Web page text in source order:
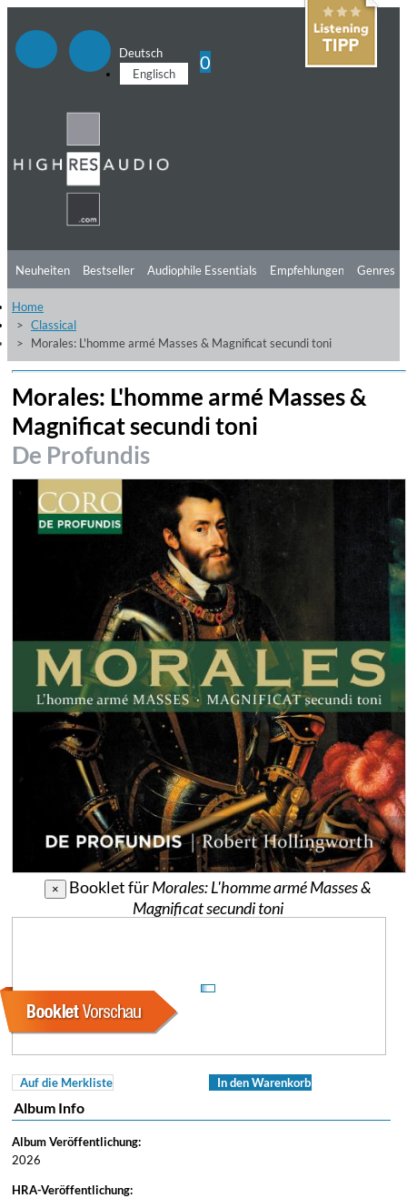
Deutsch
Englisch
0
Neuheiten Bestseller Audiophile Essentials Empfehlungen
Hörtipps
Videos
Genres
Home
Classical
Morales: L'homme armé Masses & Magnificat secundi toni
Morales: L'homme armé Masses &
Magnificat secundi toni
De Profundis
× Booklet fürMorales: L'homme armé Masses &
Magnificat secundi toni
Auf die Merkliste In den Warenkorb
Album Info
Album Veröffentlichung:
2026
HRA-Veröffentlichung: